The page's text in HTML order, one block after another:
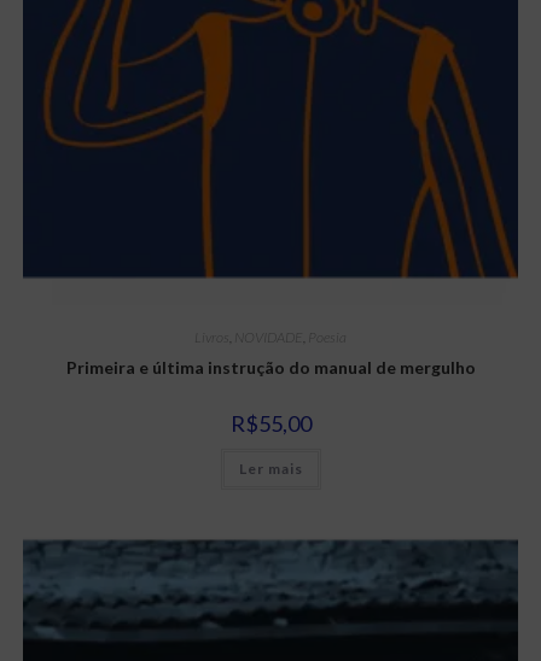
Primeira e última instrução do manual de mergulho
R$55,00
Ler mais